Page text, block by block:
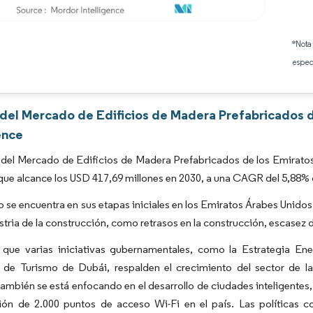
Mercado de Edificios de Madera Prefabricados
Mercado de Edificios de Madera Prefabricados de los
alcance los USD 417,69 millones en 2030, a una CAGR del
se encuentra en sus etapas iniciales en los Emiratos Árabes
de la construcción, como retrasos en la construcción,
que varias iniciativas gubernamentales, como la Estrategia
de Turismo de Dubái, respalden el crecimiento del sector de
se está enfocando en el desarrollo de ciudades
de 2.000 puntos de acceso Wi-Fi en el país. Las políticas